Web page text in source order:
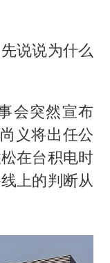
说说为什么
会突然宣布
义将出任公
在台积电时
上的判断从